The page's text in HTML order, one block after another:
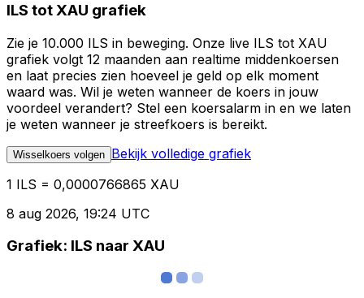
ILS tot XAU grafiek
Zie je 10.000 ILS in beweging. Onze live ILS tot XAU
grafiek volgt 12 maanden aan realtime middenkoersen
en laat precies zien hoeveel je geld op elk moment
waard was. Wil je weten wanneer de koers in jouw
voordeel verandert? Stel een koersalarm in en we laten
je weten wanneer je streefkoers is bereikt.
Wisselkoers volgen Bekijk volledige grafiek
1 ILS = 0,0000766865 XAU
8 aug 2026, 19:24 UTC
Grafiek: ILS naar XAU